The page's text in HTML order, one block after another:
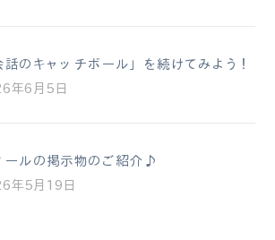
話のキャッチボール」を続けてみよう！
年6月5日
ールの掲示物のご紹介♪
年5月19日